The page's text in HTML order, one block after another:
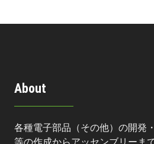
About
各種電子部品（その他）の開発
等の作成からアッセンブリーま